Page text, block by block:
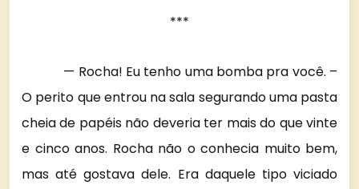
***
— Rocha! Eu tenho uma bomba pra você. –
O perito que entrou na sala segurando uma pasta
cheia de papéis não deveria ter mais do que vinte
e cinco anos. Rocha não o conhecia muito bem,
mas até gostava dele. Era daquele tipo viciado